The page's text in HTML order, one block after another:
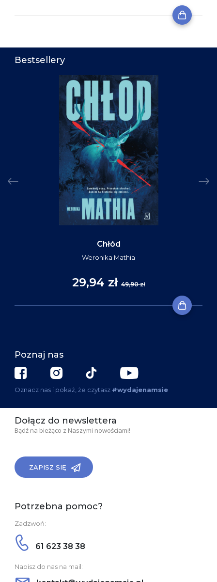
Bestsellery
Chłód
Weronika Mathia
29,94 zł 49,90 zł
Poznaj nas
Oznacz nas i pokaż, że czytasz #wydajenamsie
Dołącz do newslettera
Bądź na bieżąco z Naszymi nowościami!
ZAPISZ SIĘ
Potrzebna pomoc?
Zadzwoń:
61 623 38 38
Napisz do nas na mail: